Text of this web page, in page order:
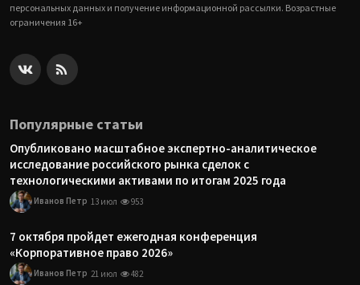
персональных данных и получение информационной рассылки. Возрастные
ограничения 16+
Популярные статьи
Опубликовано масштабное экспертно-аналитическое
исследование российского рынка сделок с
технологическими активами по итогам 2025 года
Иванов Петр 13 июл 953
7 октября пройдет ежегодная конференция
«Корпоративное право 2026»
Иванов Петр 21 июл 482